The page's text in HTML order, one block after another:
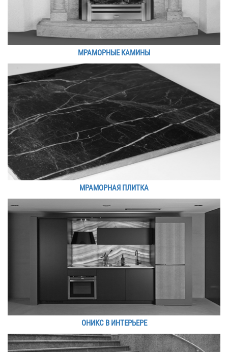
МРАМОРНЫЕ КАМИНЫ
МРАМОРНАЯ ПЛИТКА
ОНИКС В ИНТЕРЬЕРЕ